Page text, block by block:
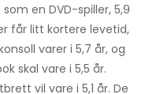
en DVD-spiller, 5,9
får litt kortere levetid,
varer i 5,7 år, og
skal vare i 5,5 år.
vil vare i 5,1 år. De